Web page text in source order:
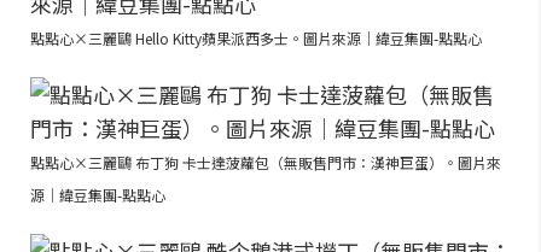
點點心×三麗鷗 Hello Kitty蘋果派西多士。圖片來源｜緯豆集團-點點心
點點心×三麗鷗 布丁狗 卡士達菠蘿包（無販售門市：漢神巨蛋）。圖片來
源｜緯豆集團-點點心